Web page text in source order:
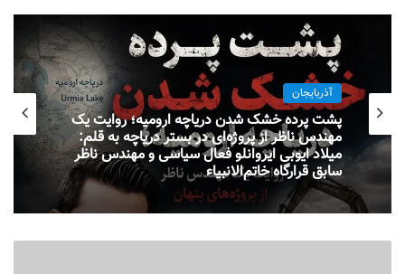
آذربایجان
پشت پرده خشک شدن دریاچه ارومیه؛ روایت یک
مهندس ناظر از پروژه‌ای در بستر دریاچه به قلم:
میلاد ایوبی ایروانلو فعال سیاسی و مهندس ناظر
سابق قرارگاه خاتم‌الانبیاء